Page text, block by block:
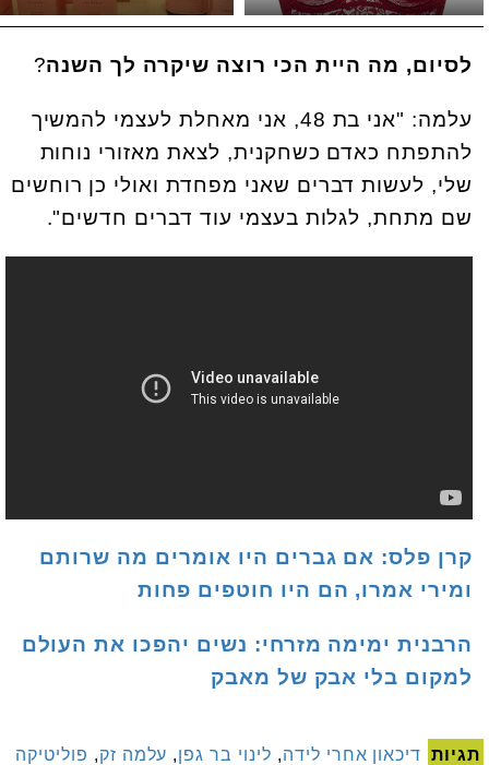
לסיום, מה היית הכי רוצה שיקרה לך השנה?
עלמה: "אני בת 48, אני מאחלת לעצמי להמשיך
להתפתח כאדם כשחקנית, לצאת מאזורי נוחות
שלי, לעשות דברים שאני מפחדת ואולי כן רוחשים
שם מתחת, לגלות בעצמי עוד דברים חדשים".
קרן פלס: אם גברים היו אומרים מה שרותם
ומירי אמרו, הם היו חוטפים פחות
הרבנית ימימה מזרחי: נשים יהפכו את העולם
למקום בלי אבק של מאבק
תגיות דיכאון אחרי לידה, לינוי בר גפן, עלמה זק, פוליטיקה